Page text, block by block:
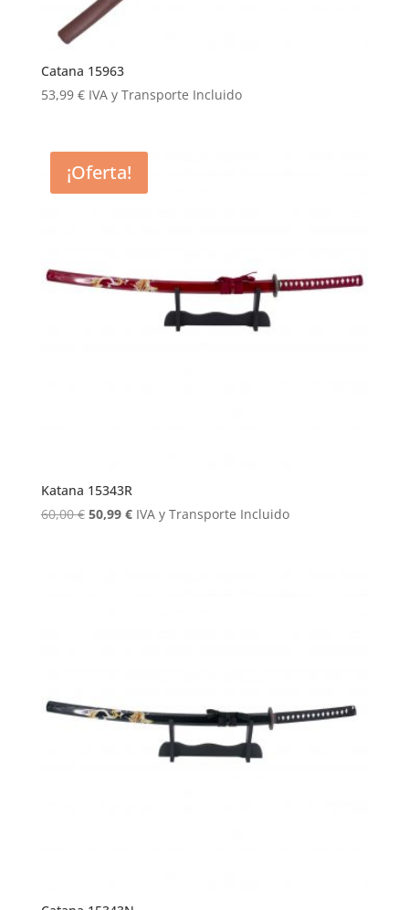
Catana 15963
53,99 € IVA y Transporte Incluido
¡Oferta!
Katana 15343R
60,00€ El
50,99 €ElIVA y Transporte Incluido